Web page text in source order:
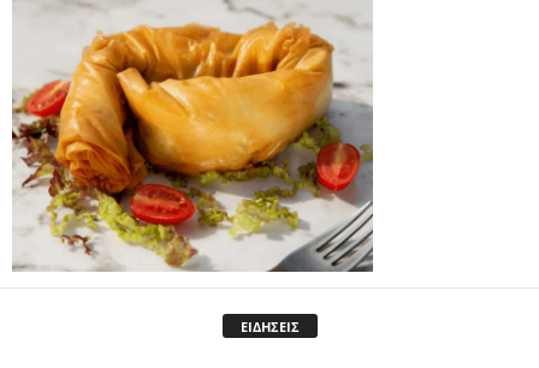
ΕΙΔΗΣΕΙΣ